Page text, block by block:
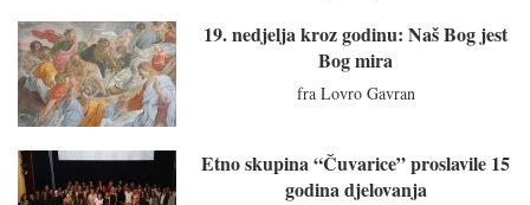
19. nedjelja kroz godinu: Naš Bog jest
Bog mira
fra Lovro Gavran
Etno skupina “Čuvarice” proslavile 15
godina djelovanja